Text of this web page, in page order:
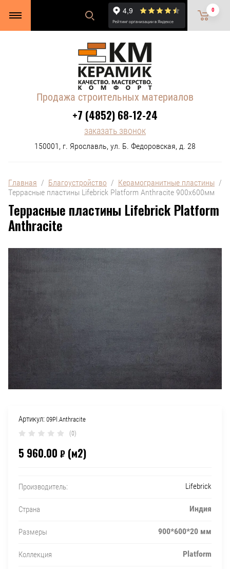
0
Продажа строительных материалов
+7 (4852) 68-12-24
заказать звонок
150001, г. Ярославль, ул. Б. Федоровская, д. 28
Главная
  /
Благоустройство
  /
Керамогранитные пластины
  /
Террасные пластины Lifebrick Platform Anthracite 900х600мм
Террасные пластины Lifebrick Platform
Anthracite
Артикул: 09Pl.Anthracite
(0)
5 960.00 ₽ (м2)
Производитель: Lifebrick
Страна Индия
Размеры 900*600*20 мм
Коллекция Platform